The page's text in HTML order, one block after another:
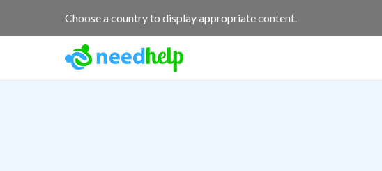
Choose a country to display appropriate content.